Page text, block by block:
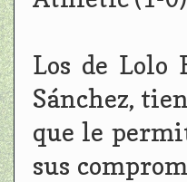
Los de Lolo
Sánchez,
que le
sus